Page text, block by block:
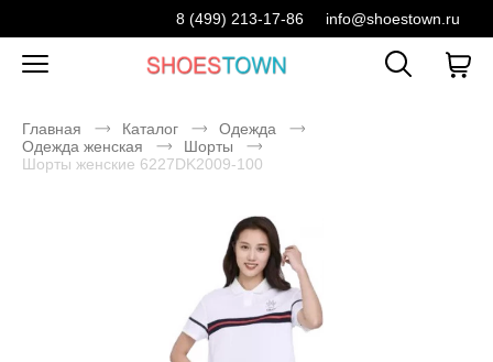
8 (499) 213-17-86 info@shoestown.ru
Главная Каталог
Одежда
Одежда женская
Шорты
Шорты женские 6227DK2009-100